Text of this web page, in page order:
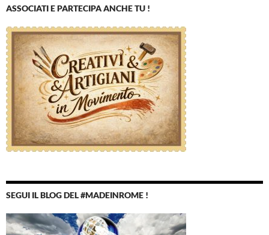
ASSOCIATI E PARTECIPA ANCHE TU !
SEGUI IL BLOG DEL #MADEINROME !